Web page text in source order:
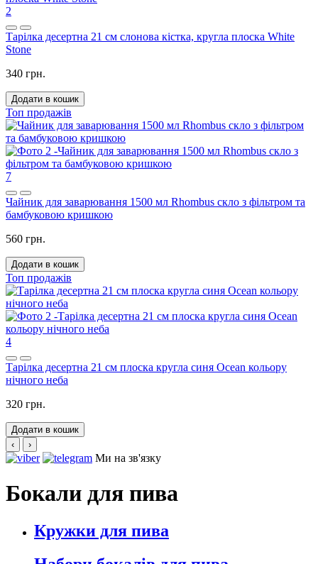
2
Тарілка десертна 21 см слонова кістка, кругла плоска White
Stone
340 грн.
Додати в кошик
Топ продажів
7
Чайник для заварювання 1500 мл Rhombus скло з фільтром та
бамбуковою кришкою
560 грн.
Додати в кошик
Топ продажів
4
Тарілка десертна 21 см плоска кругла синя Ocean кольору
нічного неба
320 грн.
Додати в кошик
‹
›
Ми на зв'язку
Бокали для пива
Кружки для пива